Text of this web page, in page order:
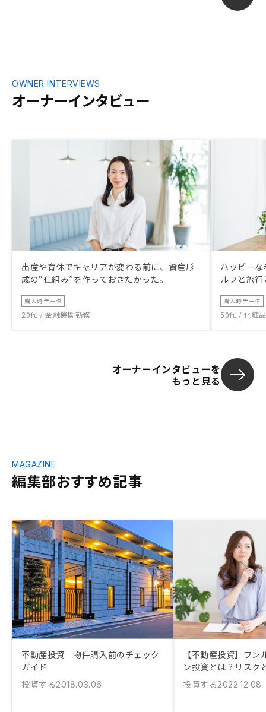
オーナーインタビュー
OWNER INTERVIEWS
出産や育休でキャリアが変わる前に、資産形
成の“仕組み”を作っておきたかった。
購入時データ
20代 / 金融機関勤務
ハッピー
ルフと旅
購入時データ
50代 / 化粧
オーナーインタビューを
もっと見る
編集部おすすめ記事
MAGAZINE
不動産投資 物件購入前のチェック
ガイド
投資する2018.03.06
【不動産投資】ワ
ン投資とは？リスク
投資する2022.12.08